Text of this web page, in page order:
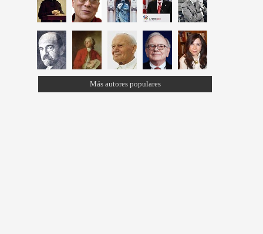
Más autores populares